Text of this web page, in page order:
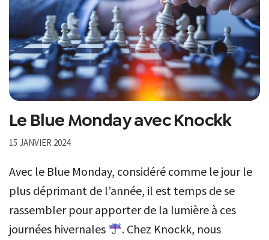
Le Blue Monday avec Knockk
15 JANVIER 2024
Avec le Blue Monday, considéré comme le jour le
plus déprimant de l’année, il est temps de se
rassembler pour apporter de la lumière à ces
journées hivernales
. Chez Knockk, nous